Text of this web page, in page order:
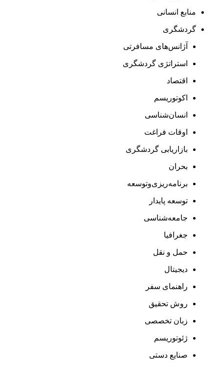
منابع انسانی
گردشگری
آژانس‌های مسافرتی
استراتژی گردشگری
اقتصاد
اکوتوریسم
انسان‌شناسی
اوقات فراغت
بازاریابی گردشگری
بحران
برنامه‌ریزی‌وتوسعه
توسعه پایدار
جامعه‌شناسی
جغرافیا
حمل و نقل
دیجیتال
راهنمای سفر
روش تحقیق
زبان تخصصی
ژئوتوریسم
صنایع دستی